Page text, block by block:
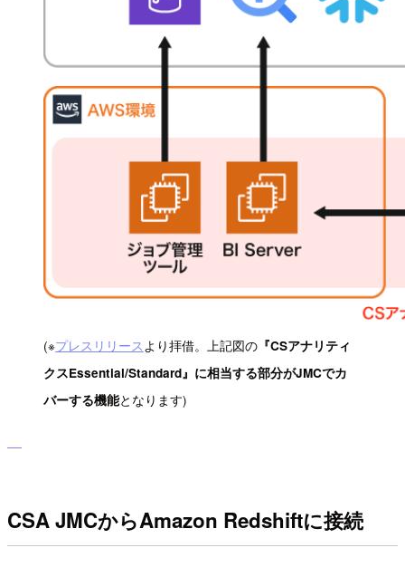
(※プレスリリース より拝借。上記図の 『CSアナリティ
クスEssential/Standard』に相当する部分がJMCでカ
バーする機能となります)
CSA JMCからAmazon Redshiftに接続